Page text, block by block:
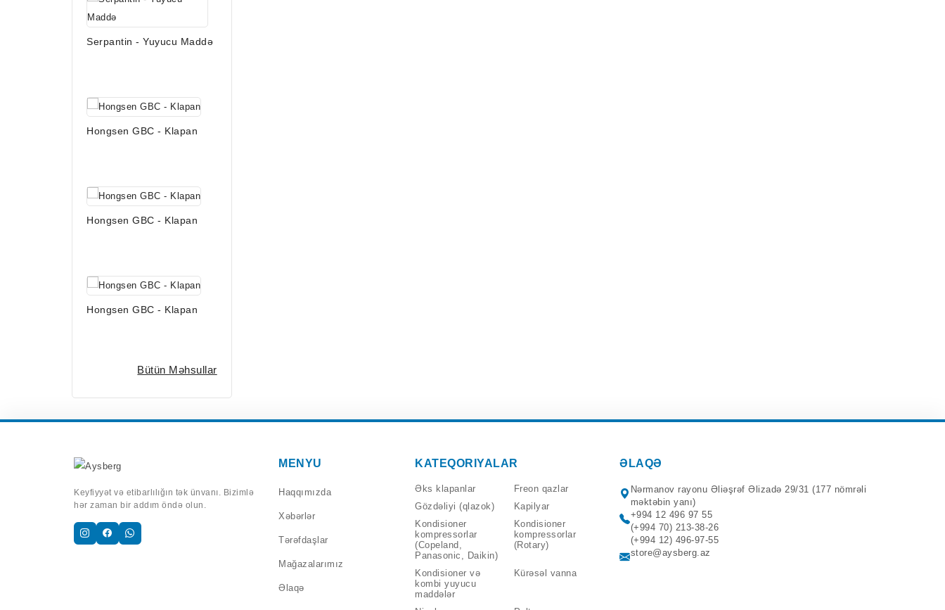
Serpantin - Yuyucu Maddə
Hongsen GBC - Klapan
Hongsen GBC - Klapan
Hongsen GBC - Klapan
Bütün Məhsullar
Keyfiyyət və etibarlılığın tək ünvanı. Bizimlə
hər zaman bir addım öndə olun.
MENYU
Haqqımızda
Xəbərlər
Tərəfdaşlar
Mağazalarımız
Əlaqə
KATEQORIYALAR
Əks klapanlar
Freon qazlar
Gözdəliyi (qlazok)
Kapilyar
Kondisioner
kompressorlar
(Copeland,
Panasonic, Daikin)
Kondisioner
kompressorlar
(Rotary)
Kondisioner və
kombi yuyucu
maddələr
Kürəsəl vanna
ƏLAQƏ
Nərmanov rayonu Əliəşrəf Əlizadə 29/31 (177 nömrəli
məktəbin yanı)
+994 12 496 97 55
(+994 70) 213-38-26
(+994 12) 496-97-55
store@aysberg.az